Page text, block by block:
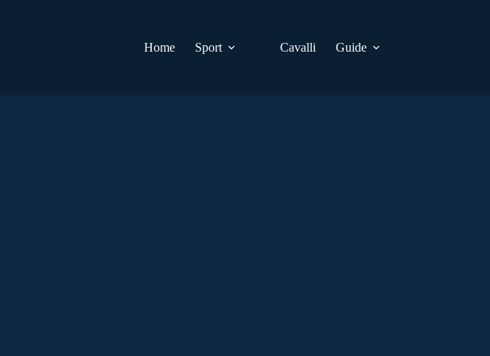
Home
Sport Cavalli Guide